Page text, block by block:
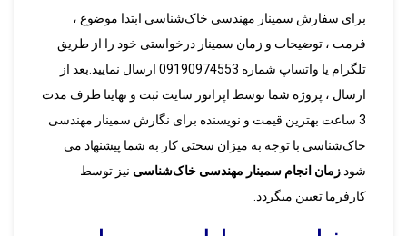
برای سفارش سمینار مهندسی خاک‌شناسی ابتدا موضوع ،
فرمت ، توضیحات و زمان سمینار درخواستی خود را از طریق
تلگرام یا واتساپ شماره 09190974553 ارسال نمایید.بعد از
ارسال ، پروژه شما توسط اپراتور سایت ثبت و نهایتا ظرف مدت
3 ساعت بهترین قیمت و نویسنده برای نگارش سمینار مهندسی
خاک‌شناسی با توجه به میزان سختی کار به شما پیشنهاد می
شود.زمان انجام سمینار مهندسی خاک‌شناسی نیز توسط
کارفرما تعیین میگردد.